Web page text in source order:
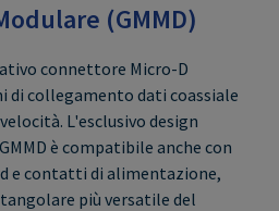
(GMMD)
connettore Micro-D
di collegamento dati coassiale
L'esclusivo design
è compatibile anche con
e contatti di alimentazione,
più versatile del